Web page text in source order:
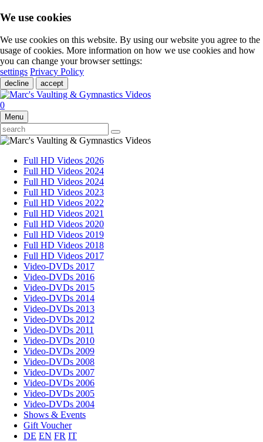
We use cookies
We use cookies on this website. By using our website you agree to the
usage of cookies. More information on how we use cookies and how
you can change your browser settings:
settings Privacy Policy
decline accept
0
Menu
Full HD Videos 2026
Full HD Videos 2024
Full HD Videos 2024
Full HD Videos 2023
Full HD Videos 2022
Full HD Videos 2021
Full HD Videos 2020
Full HD Videos 2019
Full HD Videos 2018
Full HD Videos 2017
Video-DVDs 2017
Video-DVDs 2016
Video-DVDs 2015
Video-DVDs 2014
Video-DVDs 2013
Video-DVDs 2012
Video-DVDs 2011
Video-DVDs 2010
Video-DVDs 2009
Video-DVDs 2008
Video-DVDs 2007
Video-DVDs 2006
Video-DVDs 2005
Video-DVDs 2004
Shows & Events
Gift Voucher
DE EN FR IT